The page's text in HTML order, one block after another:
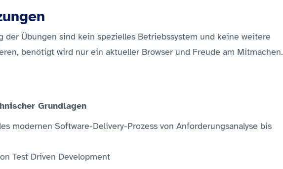
der Übungen sind kein spezielles Betriebssystem und keine weitere
benötigt wird nur ein aktueller Browser und Freude am Mitmachen.
Grundlagen
modernen Software-Delivery-Prozess von Anforderungsanalyse bis
Test Driven Development